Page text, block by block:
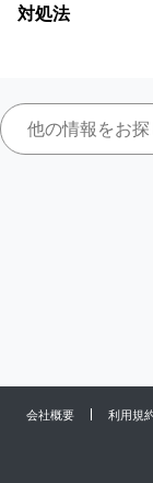
対処法
会社概要 利用規